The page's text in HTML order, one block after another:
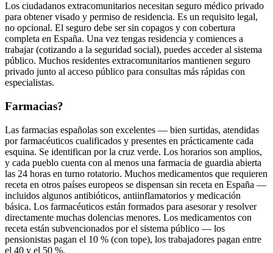
Los ciudadanos extracomunitarios necesitan seguro médico privado
para obtener visado y permiso de residencia. Es un requisito legal,
no opcional. El seguro debe ser sin copagos y con cobertura
completa en España. Una vez tengas residencia y comiences a
trabajar (cotizando a la seguridad social), puedes acceder al sistema
público. Muchos residentes extracomunitarios mantienen seguro
privado junto al acceso público para consultas más rápidas con
especialistas.
Farmacias?
Las farmacias españolas son excelentes — bien surtidas, atendidas
por farmacéuticos cualificados y presentes en prácticamente cada
esquina. Se identifican por la cruz verde. Los horarios son amplios,
y cada pueblo cuenta con al menos una farmacia de guardia abierta
las 24 horas en turno rotatorio. Muchos medicamentos que requieren
receta en otros países europeos se dispensan sin receta en España —
incluidos algunos antibióticos, antiinflamatorios y medicación
básica. Los farmacéuticos están formados para asesorar y resolver
directamente muchas dolencias menores. Los medicamentos con
receta están subvencionados por el sistema público — los
pensionistas pagan el 10 % (con tope), los trabajadores pagan entre
el 40 y el 50 %.